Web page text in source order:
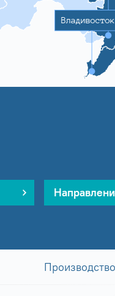
Владивосток
Производство